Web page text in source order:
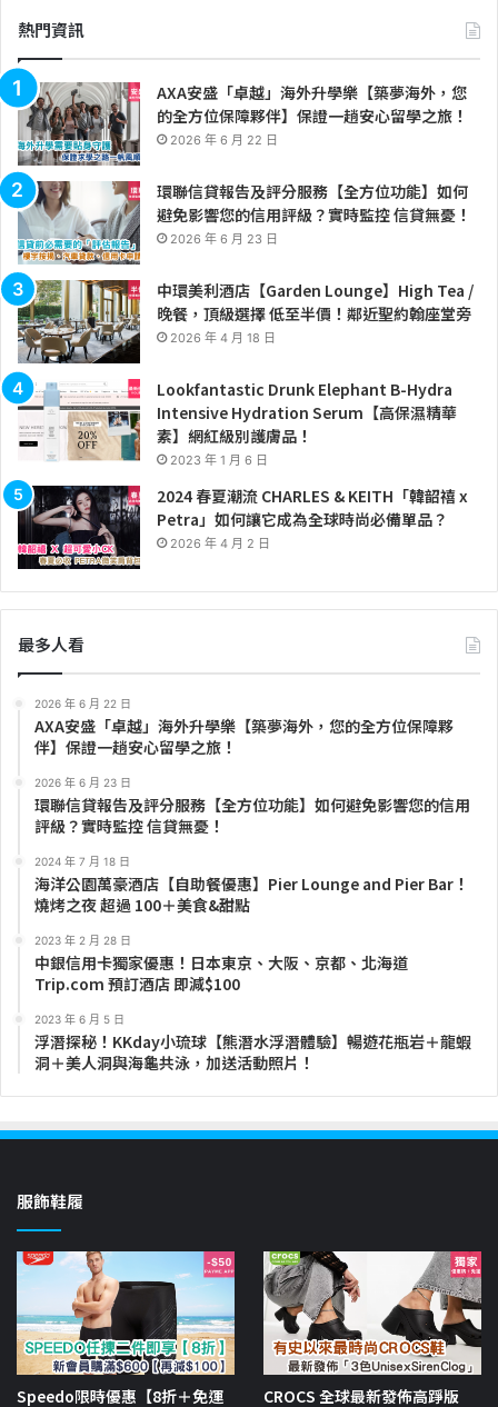
熱門資訊
AXA安盛「卓越」海外升學樂【築夢海外，您
的全方位保障夥伴】保證一趟安心留學之旅！
2026 年 6 月 22 日
環聯信貸報告及評分服務【全方位功能】如何
避免影響您的信用評級？實時監控 信貸無憂！
2026 年 6 月 23 日
中環美利酒店【Garden Lounge】High Tea /
晚餐，頂級選擇 低至半價！鄰近聖約翰座堂旁
2026 年 4 月 18 日
Lookfantastic Drunk Elephant B-Hydra
Intensive Hydration Serum【高保濕精華
素】網紅級別護膚品！
2023 年 1 月 6 日
2024 春夏潮流 CHARLES & KEITH「韓韶禧 x
Petra」如何讓它成為全球時尚必備單品？
2026 年 4 月 2 日
最多人看
2026 年 6 月 22 日
AXA安盛「卓越」海外升學樂【築夢海外，您的全方位保障夥
伴】保證一趟安心留學之旅！
2026 年 6 月 23 日
環聯信貸報告及評分服務【全方位功能】如何避免影響您的信用
評級？實時監控 信貸無憂！
2024 年 7 月 18 日
海洋公園萬豪酒店【自助餐優惠】Pier Lounge and Pier Bar！
燒烤之夜 超過 100＋美食&甜點
2023 年 2 月 28 日
中銀信用卡獨家優惠！日本東京、大阪、京都、北海道
Trip.com 預訂酒店 即減$100
2023 年 6 月 5 日
浮潛探秘！KKday小琉球【熊潛水浮潛體驗】暢遊花瓶岩＋龍蝦
洞＋美人洞與海龜共泳，加送活動照片！
服飾鞋履
Speedo限時優惠【8折＋免運 CROCS 全球最新發佈高踭版